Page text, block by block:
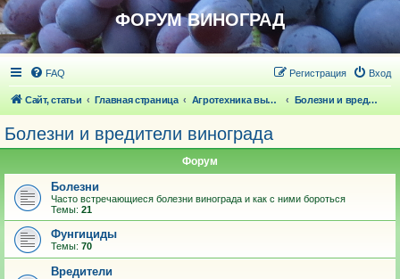
ФОРУМ ВИНОГРАД
FAQ Вход
Регистрация
Сайт, статьи Главная страница Агротехника выращивания винограда Болезни и вредители винограда
Болезни и вредители винограда
Форум
Болезни
Часто встречающиеся болезни винограда и как с ними бороться
Темы: 21
Фунгициды
Темы: 70
Вредители